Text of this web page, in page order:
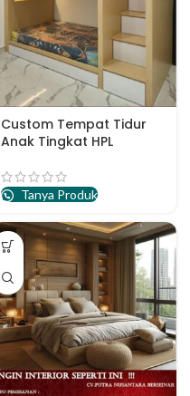
Custom Tempat Tidur
Anak Tingkat HPL
Tanya Produk